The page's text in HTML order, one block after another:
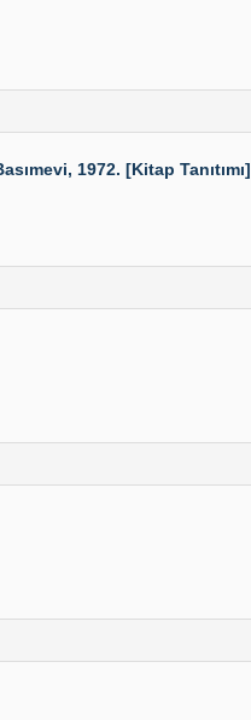
1972. [Kitap Tanıtımı]